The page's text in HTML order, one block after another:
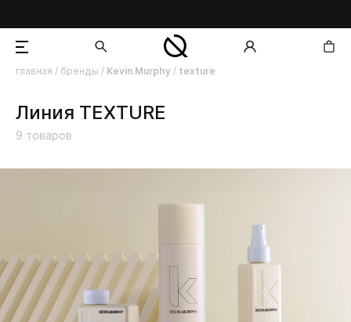
главная / бренды / Kevin.Murphy / texture
Линия TEXTURE
9 товаров